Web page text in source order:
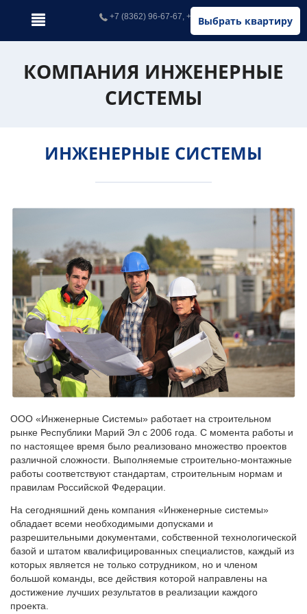
Выбрать квартиру
+7 (8362) 96-67-67, +7 (902) 326-67-67
КОМПАНИЯ ИНЖЕНЕРНЫЕ
СИСТЕМЫ
ИНЖЕНЕРНЫЕ СИСТЕМЫ
ООО «Инженерные Системы» работает на строительном
рынке Республики Марий Эл с 2006 года. С момента работы и
по настоящее время было реализовано множество проектов
различной сложности. Выполняемые строительно-монтажные
работы соответствуют стандартам, строительным нормам и
правилам Российской Федерации.
На сегодняшний день компания «Инженерные системы»
обладает всеми необходимыми допусками и
разрешительными документами, собственной технологической
базой и штатом квалифицированных специалистов, каждый из
которых является не только сотрудником, но и членом
большой команды, все действия которой направлены на
достижение лучших результатов в реализации каждого
проекта.